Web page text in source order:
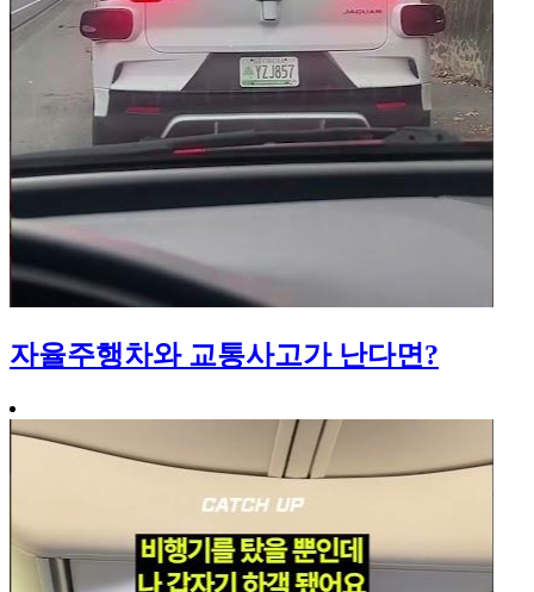
자율주행차와 교통사고가 난다면?